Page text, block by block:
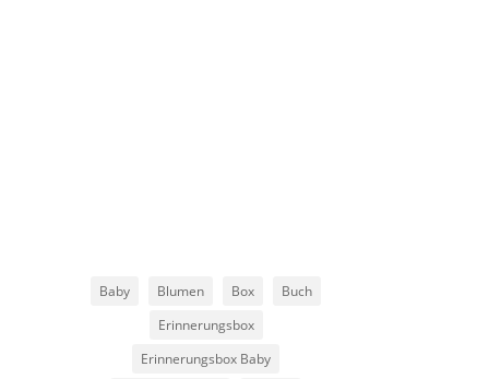
Baby Blumen Box
Buch
Erinnerungsbox
Erinnerungsbox Baby